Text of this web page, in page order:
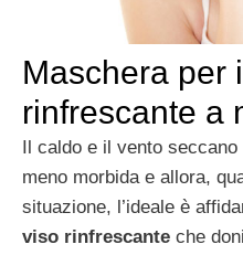
Maschera per
rinfrescante a
Il caldo e il vento
meno morbida e allora,
situazione, l’ideale è
viso rinfrescante che